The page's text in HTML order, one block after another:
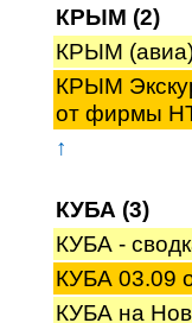
КРЫМ (2)
КРЫМ
КРЫМ
от фирмы
↑
КУБА (3)
КУБА -
КУБА 03.09
КУБА на